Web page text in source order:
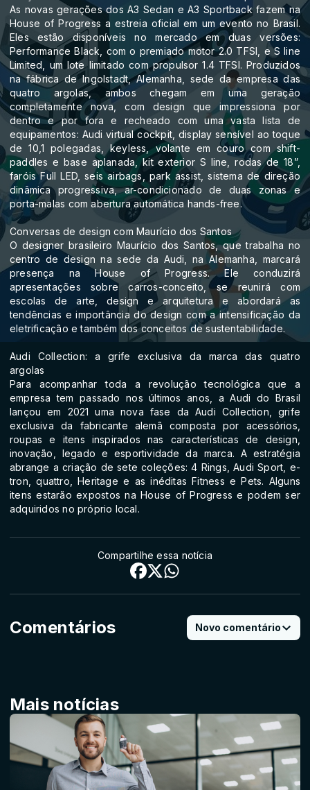
As novas gerações dos A3 Sedan e A3 Sportback fazem na
House of Progress a estreia oficial em um evento no Brasil.
Eles estão disponíveis no mercado em duas versões:
Performance Black, com o premiado motor 2.0 TFSI, e S line
Limited, um lote limitado com propulsor 1.4 TFSI. Produzidos
na fábrica de Ingolstadt, Alemanha, sede da empresa das
quatro argolas, ambos chegam em uma geração
completamente nova, com design que impressiona por
dentro e por fora e recheado com uma vasta lista de
equipamentos: Audi virtual cockpit, display sensível ao toque
de 10,1 polegadas, keyless, volante em couro com shift-
paddles e base aplanada, kit exterior S line, rodas de 18”,
faróis Full LED, seis airbags, park assist, sistema de direção
dinâmica progressiva, ar-condicionado de duas zonas e
porta-malas com abertura automática hands-free.
Conversas de design com Maurício dos Santos
O designer brasileiro Maurício dos Santos, que trabalha no
centro de design na sede da Audi, na Alemanha, marcará
presença na House of Progress. Ele conduzirá
apresentações sobre carros-conceito, se reunirá com
escolas de arte, design e arquitetura e abordará as
tendências e importância do design com a intensificação da
eletrificação e também dos conceitos de sustentabilidade.
Audi Collection: a grife exclusiva da marca das quatro
argolas
Para acompanhar toda a revolução tecnológica que a
empresa tem passado nos últimos anos, a Audi do Brasil
lançou em 2021 uma nova fase da Audi Collection, grife
exclusiva da fabricante alemã composta por acessórios,
roupas e itens inspirados nas características de design,
inovação, legado e esportividade da marca. A estratégia
abrange a criação de sete coleções: 4 Rings, Audi Sport, e-
tron, quattro, Heritage e as inéditas Fitness e Pets. Alguns
itens estarão expostos na House of Progress e podem ser
adquiridos no próprio local.
Compartilhe essa notícia
Comentários Novo comentário
Mais notícias